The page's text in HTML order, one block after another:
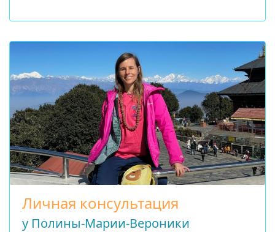
Личная консультация
у Полины-Марии-Вероники